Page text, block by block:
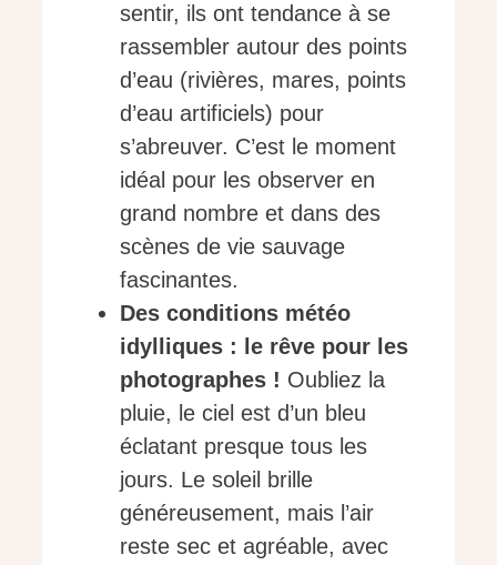
sentir, ils ont tendance à se
rassembler autour des points
d’eau (rivières, mares, points
d’eau artificiels) pour
s’abreuver. C’est le moment
idéal pour les observer en
grand nombre et dans des
scènes de vie sauvage
fascinantes.
Des conditions météo
idylliques : le rêve pour les
photographes ! Oubliez la
pluie, le ciel est d’un bleu
éclatant presque tous les
jours. Le soleil brille
généreusement, mais l’air
reste sec et agréable, avec